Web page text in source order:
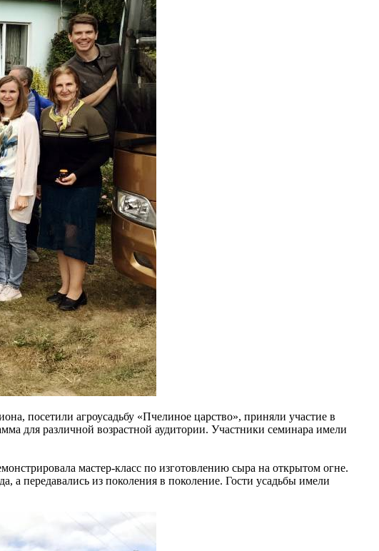
посетили агроусадьбу «Пчелиное царство», приняли участие в
для различной возрастной аудитории. Участники семинара имели
мастер-класс по изготовлению сыра на открытом огне.
а передавались из поколения в поколение. Гости усадьбы имели